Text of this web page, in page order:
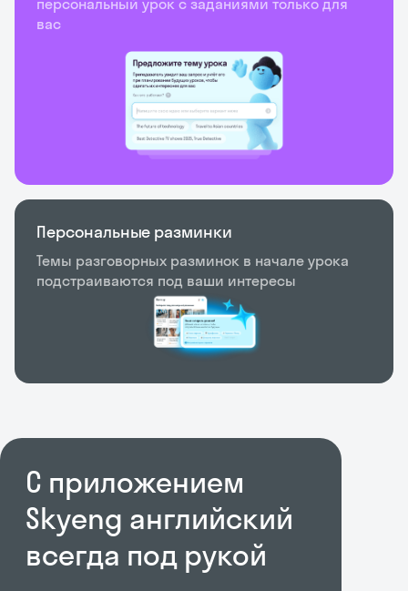
вас
Персональные разминки
Темы разговорных разминок в начале урока
подстраиваются под ваши интересы
С приложением
Skyeng английский
всегда под рукой